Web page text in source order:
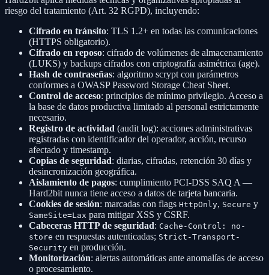
riesgo del tratamiento (Art. 32 RGPD), incluyendo:
Cifrado en tránsito: TLS 1.2+ en todas las comunicaciones
(HTTPS obligatorio).
Cifrado en reposo: cifrado de volúmenes de almacenamiento
(LUKS) y backups cifrados con criptografía asimétrica (age).
Hash de contraseñas: algoritmo scrypt con parámetros
conformes a OWASP Password Storage Cheat Sheet.
Control de acceso: principios de mínimo privilegio. Acceso a
la base de datos productiva limitado al personal estrictamente
necesario.
Registro de actividad (audit log): acciones administrativas
registradas con identificador del operador, acción, recurso
afectado y timestamp.
Copias de seguridad: diarias, cifradas, retención 30 días y
desincronización geográfica.
Aislamiento de pagos: cumplimiento PCI-DSS SAQ A —
Hard2bit nunca tiene acceso a datos de tarjeta bancaria.
Cookies de sesión: marcadas con flags HttpOnly, Secure y
SameSite=Lax para mitigar XSS y CSRF.
Cabeceras HTTP de seguridad: Cache-Control: no-
store en respuestas autenticadas; Strict-Transport-
Security en producción.
Monitorización: alertas automáticas ante anomalías de acceso
o procesamiento.